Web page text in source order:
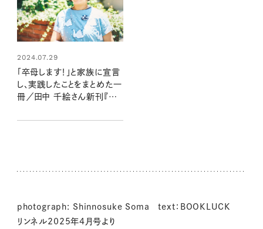
2024.07.29
「卒母します！」と家族に宣言
し、実践したことをまとめた一
冊／田中 千絵さん新刊『卒
こと』インタビュー
photograph: Shinnosuke Soma text：BOOKLUCK
リンネル2025年4月号より